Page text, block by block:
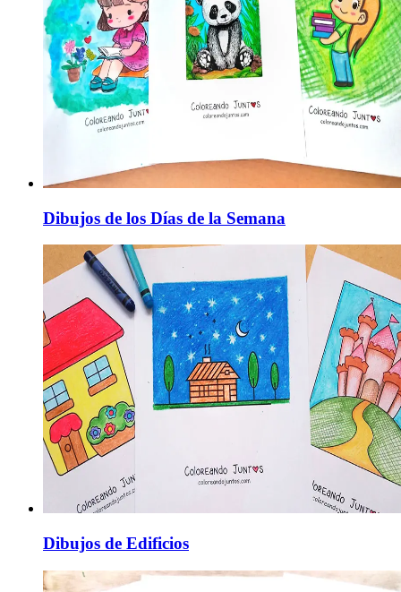
Dibujos de los Días de la Semana
Dibujos de Edificios